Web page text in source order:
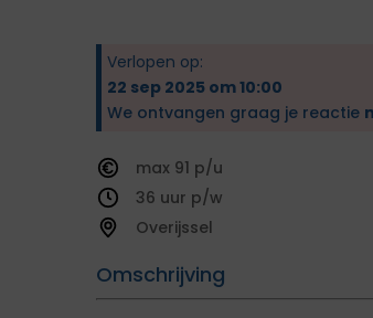
Verlopen op:
22 sep 2025 om 10:00
We ontvangen graag je reactie
91
36
Overijssel
Omschrijving